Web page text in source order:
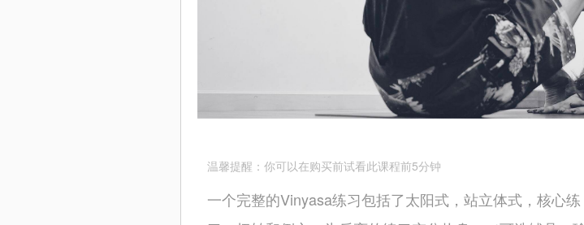
温馨提醒：你可以在购买前试看此课程前5分钟
一个完整的Vinyasa练习包括了太阳式，站立体式，核心练